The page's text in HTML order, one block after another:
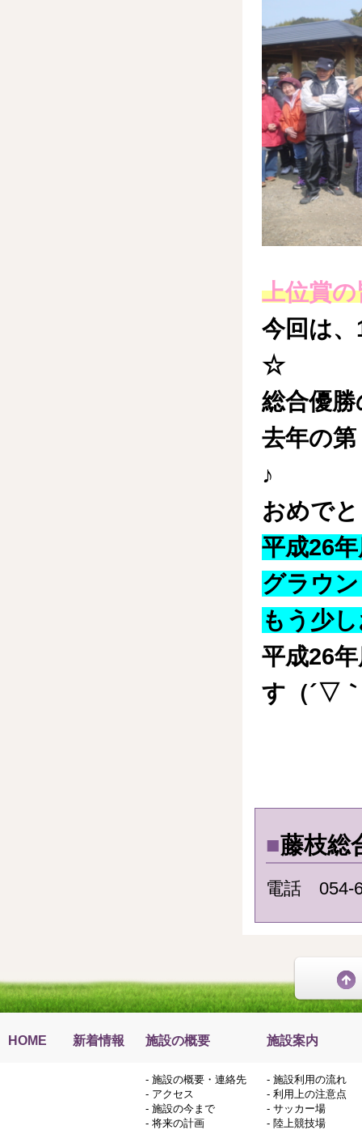
上位賞
今回は
☆
総合優
去年の
♪
おめで
平成26
グラウ
もう少
平成26
す（´▽
■藤枝総
電話 054-
HOME 新着情報 施設の概要 施設案内
- 施設の概要・連絡先
- アクセス
- 施設の今まで
- 将来の計画
- 施設利用の流れ
- 利用上の注意点
- サッカー場
- 陸上競技場